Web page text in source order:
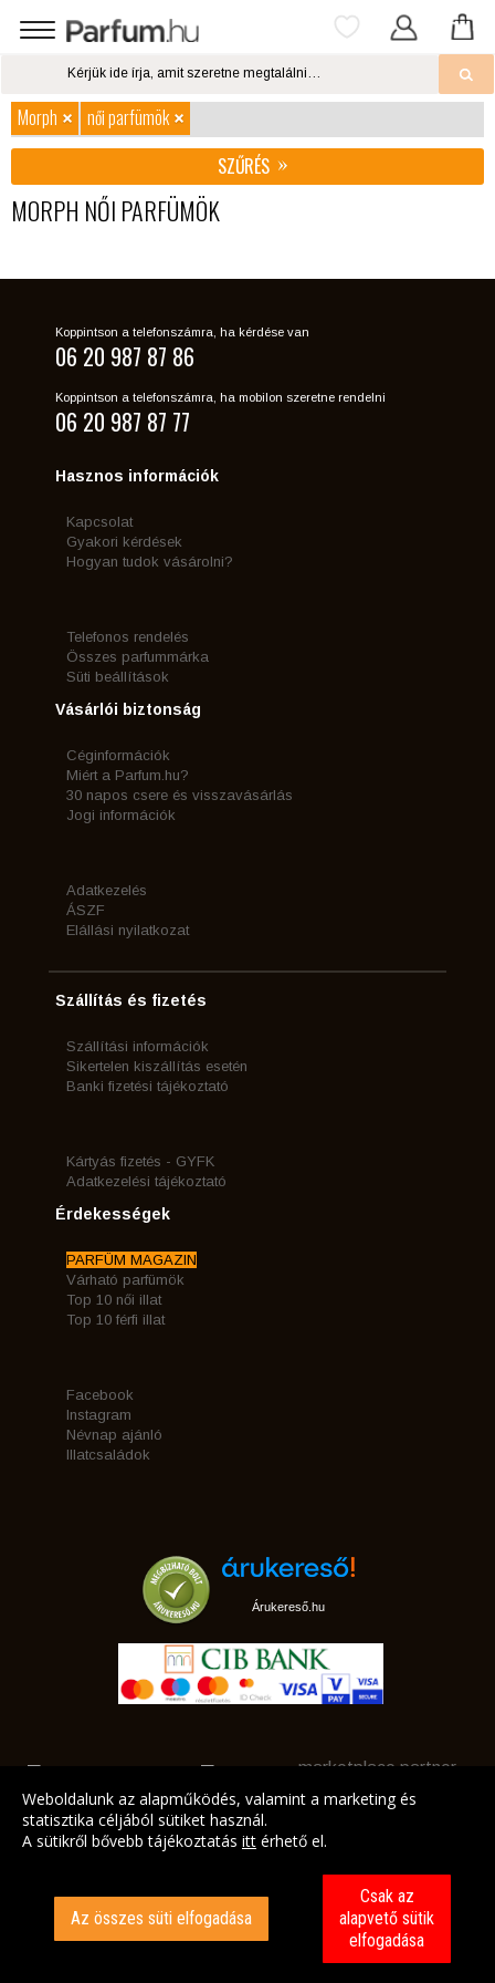
Morph
női parfümök
SZŰRÉS
MORPH NŐI PARFÜMÖK
Koppintson a telefonszámra, ha kérdése van
06 20 987 87 86
Koppintson a telefonszámra, ha mobilon szeretne rendelni
06 20 987 87 77
Hasznos információk
Kapcsolat
Gyakori kérdések
Hogyan tudok vásárolni?
Telefonos rendelés
Összes parfummárka
Süti beállítások
Vásárlói biztonság
Céginformációk
Miért a Parfum.hu?
30 napos csere és visszavásárlás
Jogi információk
Adatkezelés
ÁSZF
Elállási nyilatkozat
Szállítás és fizetés
Szállítási információk
Sikertelen kiszállítás esetén
Banki fizetési tájékoztató
Kártyás fizetés - GYFK
Adatkezelési tájékoztató
Érdekességek
PARFÜM MAGAZIN
Várható parfümök
Top 10 női illat
Top 10 férfi illat
Facebook
Instagram
Névnap ajánló
Illatcsaládok
Árukereső.hu
marketplace partner
Weboldalunk az alapműködés, valamint a marketing és
statisztika céljából sütiket használ.
A sütikről bővebb tájékoztatás itt érhető el.
Az összes süti elfogadása
Csak az
alapvető sütik
elfogadása